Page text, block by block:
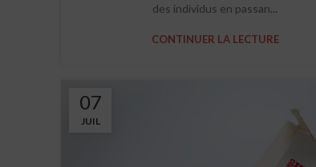
des individus en passan...
CONTINUER LA LECTURE
07
JUIL